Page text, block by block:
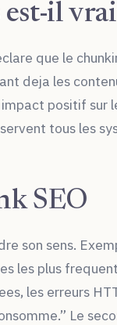
est-il
que le
deja les
positif
tous les
SEO
son sens.
les plus
les erreurs
Le